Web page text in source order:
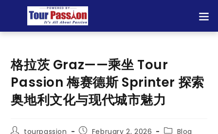
格拉茨 Graz——乘坐 Tour
Passion 梅赛德斯 Sprinter 探索
奥地利文化与现代城市魅力
tourpassion February 2, 2026 Blog